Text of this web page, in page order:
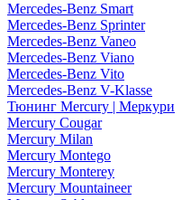
Mercedes-Benz Smart
Mercedes-Benz Sprinter
Mercedes-Benz Vaneo
Mercedes-Benz Viano
Mercedes-Benz Vito
Mercedes-Benz V-Klasse
Тюнинг Mercury | Меркури
Mercury Cougar
Mercury Milan
Mercury Montego
Mercury Monterey
Mercury Mountaineer